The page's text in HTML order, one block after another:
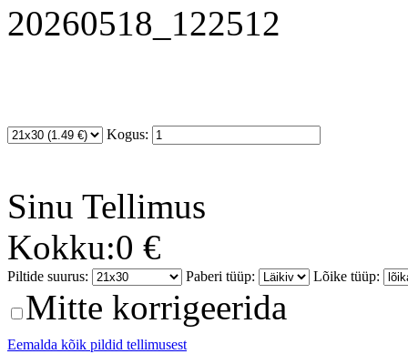
20260518_122512
Kogus:
Sinu Tellimus
Kokku:0 €
Piltide suurus: Paberi tüüp: Lõike tüüp:
Mitte korrigeerida
Eemalda kõik pildid tellimusest